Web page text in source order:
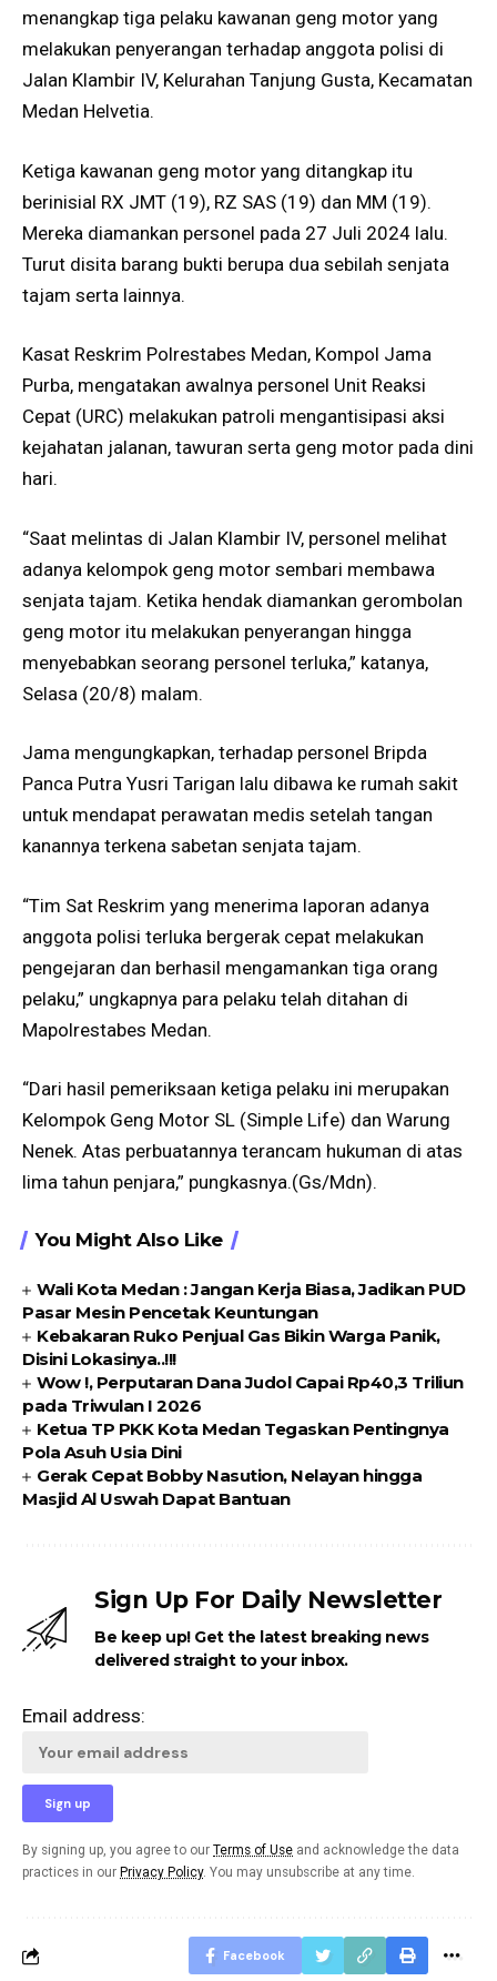
menangkap tiga pelaku kawanan geng motor yang
melakukan penyerangan terhadap anggota polisi di
Jalan Klambir IV, Kelurahan Tanjung Gusta, Kecamatan
Medan Helvetia.
Ketiga kawanan geng motor yang ditangkap itu
berinisial RX JMT (19), RZ SAS (19) dan MM (19).
Mereka diamankan personel pada 27 Juli 2024 lalu.
Turut disita barang bukti berupa dua sebilah senjata
tajam serta lainnya.
Kasat Reskrim Polrestabes Medan, Kompol Jama
Purba, mengatakan awalnya personel Unit Reaksi
Cepat (URC) melakukan patroli mengantisipasi aksi
kejahatan jalanan, tawuran serta geng motor pada dini
hari.
“Saat melintas di Jalan Klambir IV, personel melihat
adanya kelompok geng motor sembari membawa
senjata tajam. Ketika hendak diamankan gerombolan
geng motor itu melakukan penyerangan hingga
menyebabkan seorang personel terluka,” katanya,
Selasa (20/8) malam.
Jama mengungkapkan, terhadap personel Bripda
Panca Putra Yusri Tarigan lalu dibawa ke rumah sakit
untuk mendapat perawatan medis setelah tangan
kanannya terkena sabetan senjata tajam.
“Tim Sat Reskrim yang menerima laporan adanya
anggota polisi terluka bergerak cepat melakukan
pengejaran dan berhasil mengamankan tiga orang
pelaku,” ungkapnya para pelaku telah ditahan di
Mapolrestabes Medan.
“Dari hasil pemeriksaan ketiga pelaku ini merupakan
Kelompok Geng Motor SL (Simple Life) dan Warung
Nenek. Atas perbuatannya terancam hukuman di atas
lima tahun penjara,” pungkasnya.(Gs/Mdn).
You Might Also Like
Wali Kota Medan : Jangan Kerja Biasa, Jadikan PUD
Pasar Mesin Pencetak Keuntungan
Kebakaran Ruko Penjual Gas Bikin Warga Panik,
Disini Lokasinya..!!!
Wow !, Perputaran Dana Judol Capai Rp40,3 Triliun
pada Triwulan I 2026
Ketua TP PKK Kota Medan Tegaskan Pentingnya
Pola Asuh Usia Dini
Gerak Cepat Bobby Nasution, Nelayan hingga
Masjid Al Uswah Dapat Bantuan
Sign Up For Daily Newsletter
Be keep up! Get the latest breaking news
delivered straight to your inbox.
Email address:
By signing up, you agree to our Terms of Use and acknowledge the data
practices in our Privacy Policy. You may unsubscribe at any time.
Facebook